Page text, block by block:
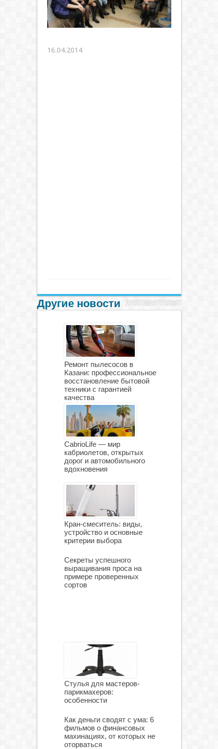
16.04.2014
Другие новости
Ремонт пылесосов в
Казани: профессиональное
восстановление бытовой
техники с гарантией
качества
CabrioLife — мир
кабриолетов, открытых
дорог и автомобильного
вдохновения
Кран-смеситель: виды,
устройство и основные
критерии выбора
Секреты успешного
выращивания проса на
примере проверенных
сортов
Стулья для мастеров-
парикмахеров:
особенности
Как деньги сводят с ума: 6
фильмов о финансовых
махинациях, от которых не
оторваться